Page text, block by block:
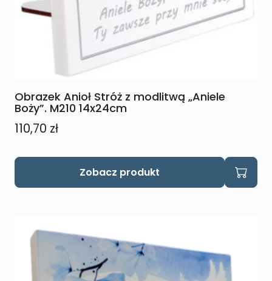
Obrazek Anioł Stróż z modlitwą „Aniele
Boży”. M210 14x24cm
110,70 zł
Zobacz produkt